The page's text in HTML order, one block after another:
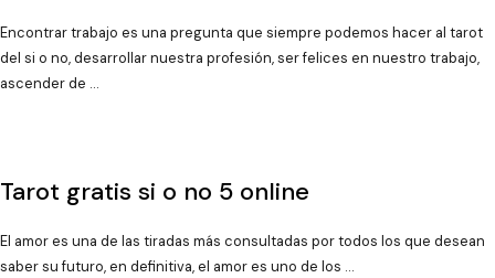
Encontrar trabajo es una pregunta que siempre podemos hacer al tarot
del si o no, desarrollar nuestra profesión, ser felices en nuestro trabajo,
ascender de …
Tarot gratis si o no 5 online
El amor es una de las tiradas más consultadas por todos los que desean
saber su futuro, en definitiva, el amor es uno de los …